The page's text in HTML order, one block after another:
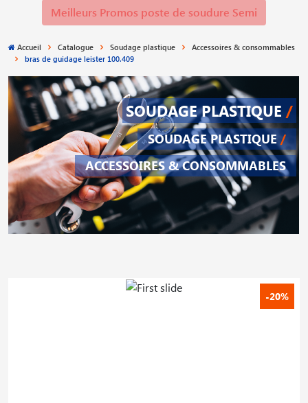
Meilleurs Promos poste de soudure Semi
Accueil Catalogue Soudage plastique
Accessoires & consommables
bras de guidage leister 100.409
SOUDAGE PLASTIQUE /
SOUDAGE PLASTIQUE /
ACCESSOIRES & CONSOMMABLES
-20%